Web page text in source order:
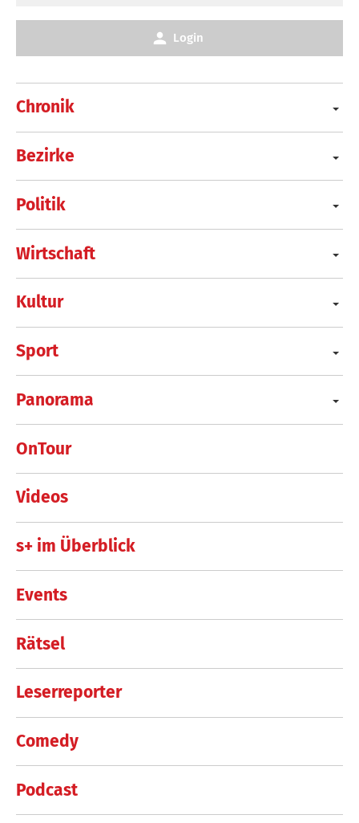
Chronik
Bezirke
Politik
Wirtschaft
Kultur
Sport
Panorama
OnTour
Videos
s+ im Überblick
Events
Rätsel
Leserreporter
Comedy
Podcast
Login